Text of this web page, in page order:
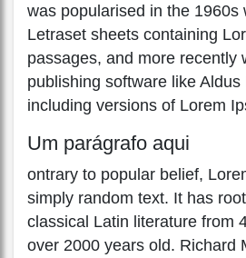
was popularised in the 1960s
Letraset sheets containing
passages, and more recently
publishing software like Aldus
including versions of Lorem
Um parágrafo aqui
ontrary to popular belief,
simply random text. It has
classical Latin literature from
over 2000 years old. Richard